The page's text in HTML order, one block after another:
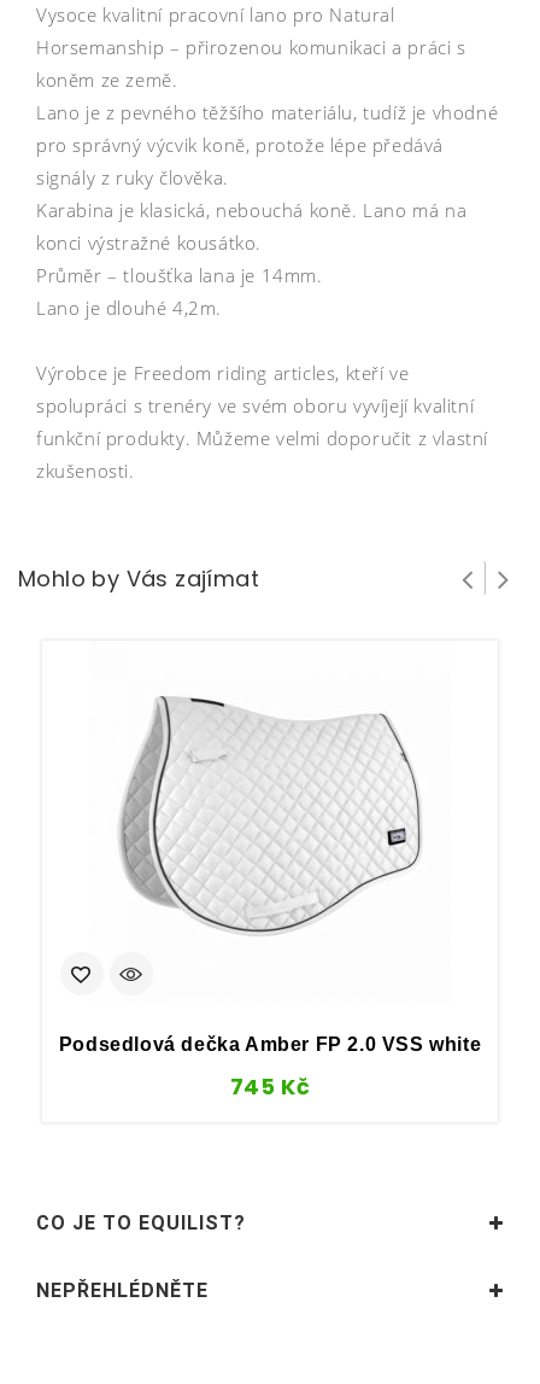
Vysoce kvalitní pracovní lano pro Natural
Horsemanship – přirozenou komunikaci a práci s
koněm ze země.
Lano je z pevného těžšího materiálu, tudíž je vhodné
pro správný výcvik koně, protože lépe předává
signály z ruky člověka.
Karabina je klasická, nebouchá koně. Lano má na
konci výstražné kousátko.
Průměr – tloušťka lana je 14mm.
Lano je dlouhé 4,2m.
Výrobce je Freedom riding articles, kteří ve
spolupráci s trenéry ve svém oboru vyvíjejí kvalitní
funkční produkty. Můžeme velmi doporučit z vlastní
zkušenosti.
Mohlo by Vás zajímat
Podsedlová dečka Amber FP 2.0 VSS white
745 Kč
CO JE TO EQUILIST?
NEPŘEHLÉDNĚTE